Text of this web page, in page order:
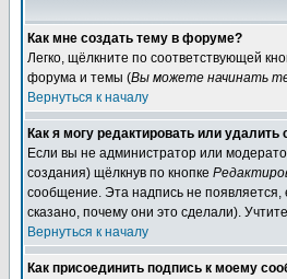
Как мне создать тему в форуме?
Легко, щёлкните по соответствующей
форума и темы (Вы можете начинать
Вернуться к началу
Как я могу редактировать или удалить
Если вы не администратор или
создания) щёлкнув по кнопке
сообщение. Эта надпись не
сказано, почему они это сделали).
Вернуться к началу
Как присоединить подпись к моему